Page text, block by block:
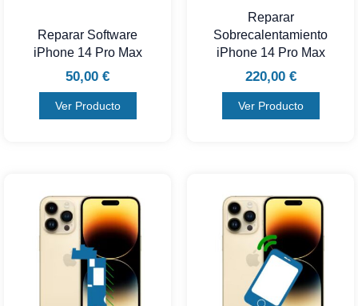
Reparar Software
iPhone 14 Pro Max
50,00 €
Ver Producto
Reparar
Sobrecalentamiento
iPhone 14 Pro Max
220,00 €
Ver Producto